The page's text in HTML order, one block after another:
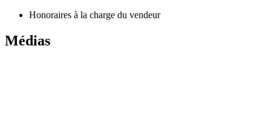
Honoraires à la charge du vendeur
Médias